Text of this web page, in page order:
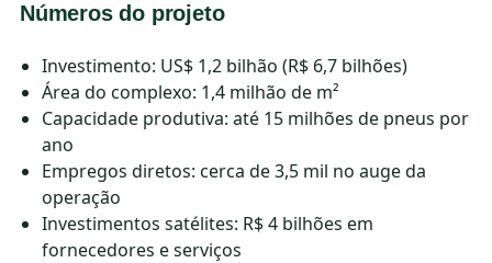
Números do projeto
Investimento: US$ 1,2 bilhão (R$ 6,7 bilhões)
Área do complexo: 1,4 milhão de m²
Capacidade produtiva: até 15 milhões de pneus por
ano
Empregos diretos: cerca de 3,5 mil no auge da
operação
Investimentos satélites: R$ 4 bilhões em
fornecedores e serviços